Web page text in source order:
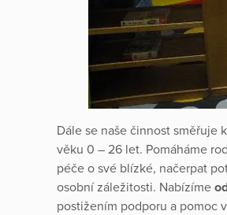
Dále se naše činnost
věku 0 – 26 let. Pomáháme
péče o své blízké, načerpat
osobní záležitosti. Nabízíme
postižením podporu a pomoc